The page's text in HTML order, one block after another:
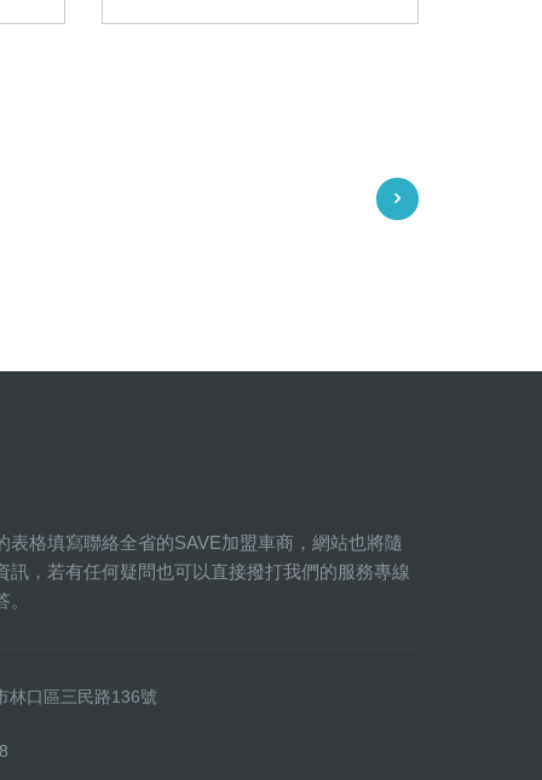
表格填寫聯絡全省的SAVE加盟車商，網站也將隨
訊，若有任何疑問也可以直接撥打我們的服務專線
林口區三民路136號